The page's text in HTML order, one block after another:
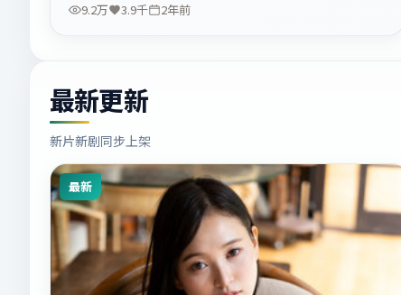
9.2万 3.9千 2年前
最新更新
新片新剧同步上架
最新